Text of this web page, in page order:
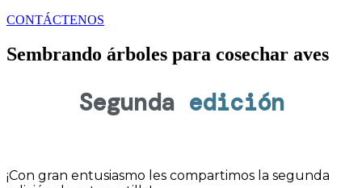
CONTÁCTENOS
Sembrando árboles para cosechar aves
Segunda edición
¡Con gran entusiasmo les compartimos la segunda